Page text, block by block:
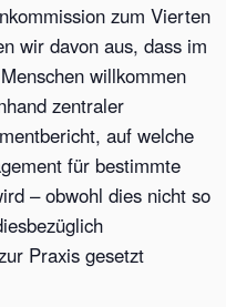
zum Vierten
wir davon aus, dass im
willkommen
zentraler
auf welche
für bestimmte
– obwohl dies nicht so
Praxis gesetzt